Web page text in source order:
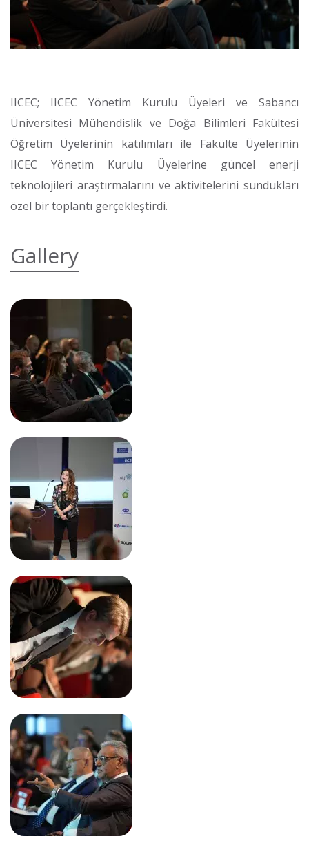
IICEC; IICEC Yönetim Kurulu Üyeleri ve Sabancı
Üniversitesi Mühendislik ve Doğa Bilimleri Fakültesi
Öğretim Üyelerinin katılımları ile Fakülte Üyelerinin
IICEC Yönetim Kurulu Üyelerine güncel enerji
teknolojileri araştırmalarını ve aktivitelerini sundukları
özel bir toplantı gerçekleştirdi.
Gallery